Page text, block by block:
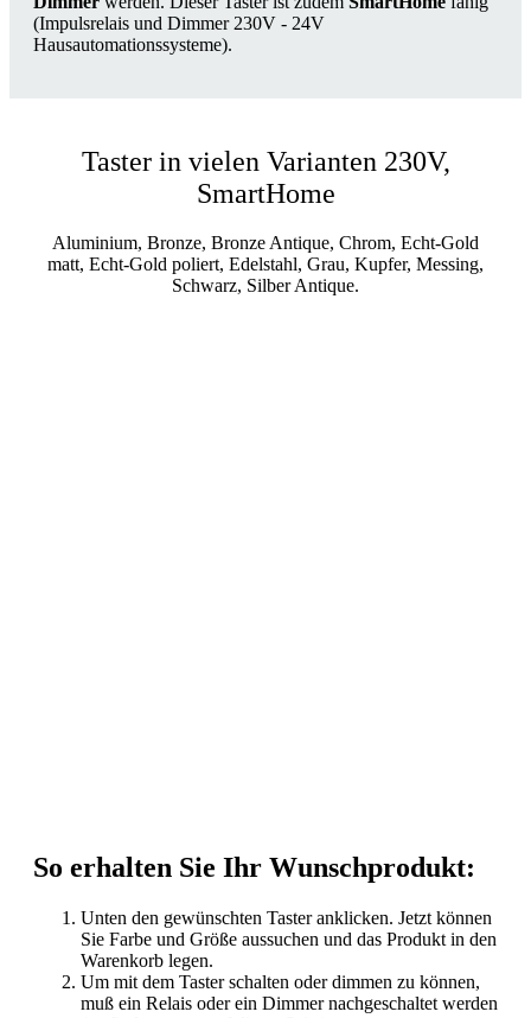
(Impulsrelais und Dimmer 230V - 24V
Hausautomationssysteme).
Taster in vielen Varianten 230V,
SmartHome
Aluminium, Bronze, Bronze Antique, Chrom, Echt-Gold
matt, Echt-Gold poliert, Edelstahl, Grau, Kupfer, Messing,
Schwarz, Silber Antique.
So erhalten Sie Ihr Wunschprodukt:
Unten den gewünschten Taster anklicken. Jetzt können
Sie Farbe und Größe aussuchen und das Produkt in den
Warenkorb legen.
Um mit dem Taster schalten oder dimmen zu können,
muß ein Relais oder ein Dimmer nachgeschaltet werden